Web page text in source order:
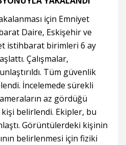
için Emniyet
Daire, Eskişehir ve
istihbarat birimleri 6 ay
Çalışmalar,
Tüm güvenlik
İncelemede sürekli
az gördüğü
belirlendi. Ekipler, bu
Görüntülerdeki kişinin
belirlenmesi için fiziki